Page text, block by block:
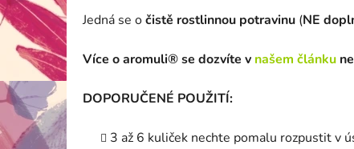
Jedná se očistě rostlinnou potravinu (NE
Více o aromuli® se dozvíte v našem článku
DOPORUČENÉ POUŽITÍ:
3 až 6 kuliček nechte pomalu rozpustit v